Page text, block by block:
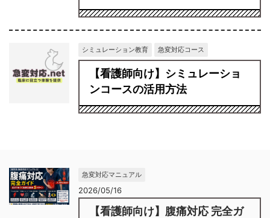
シミュレーション教育 急変対応コース
【看護師向け】シミュレーショ
ンコースの活用方法
急変対応マニュアル
2026/05/16
【看護師向け】腹痛対応 完全ガ